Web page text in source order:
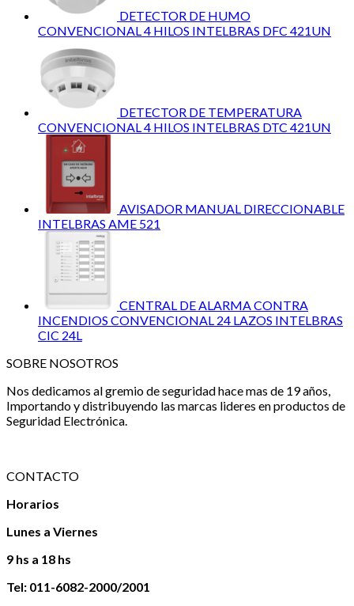
DETECTOR DE HUMO
CONVENCIONAL 4 HILOS INTELBRAS DFC 421UN
DETECTOR DE TEMPERATURA
CONVENCIONAL 4 HILOS INTELBRAS DTC 421UN
AVISADOR MANUAL DIRECCIONABLE
INTELBRAS AME 521
CENTRAL DE ALARMA CONTRA
INCENDIOS CONVENCIONAL 24 LAZOS INTELBRAS
CIC 24L
SOBRE NOSOTROS
Nos dedicamos al gremio de seguridad hace mas de 19 años,
Importando y distribuyendo las marcas lideres en productos de
Seguridad Electrónica.
CONTACTO
Horarios
Lunes a Viernes
9 hs a 18 hs
Tel: 011-6082-2000/2001